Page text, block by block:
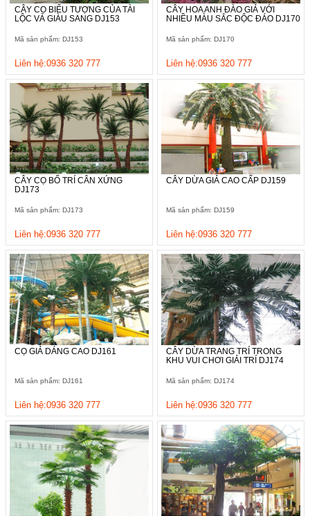
CÂY CỌ BIỂU TƯỢNG CỦA TÀI
LỘC VÀ GIÀU SANG DJ153
Mã sản phẩm: DJ153
Liên hệ:0936 320 777
CÂY HOA ANH ĐÀO GIẢ VỚI
NHIỀU MÀU SẮC ĐỘC ĐÁO DJ170
Mã sản phẩm: DJ170
Liên hệ:0936 320 777
CÂY CỌ BỐ TRÍ CÂN XỨNG
DJ173
Mã sản phẩm: DJ173
Liên hệ:0936 320 777
CÂY DỪA GIẢ CAO CẤP DJ159
Mã sản phẩm: DJ159
Liên hệ:0936 320 777
CỌ GIẢ DÁNG CAO DJ161
Mã sản phẩm: DJ161
Liên hệ:0936 320 777
CÂY DỪA TRANG TRÍ TRONG
KHU VUI CHƠI GIẢI TRÍ DJ174
Mã sản phẩm: DJ174
Liên hệ:0936 320 777